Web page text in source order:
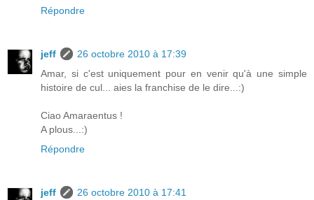
Répondre
jeff
26 octobre 2010 à 17:39
Amar, si c'est uniquement pour en venir qu'à une simple
histoire de cul... aies la franchise de le dire...:)
Ciao Amaraentus !
A plous...:)
Répondre
jeff
26 octobre 2010 à 17:41